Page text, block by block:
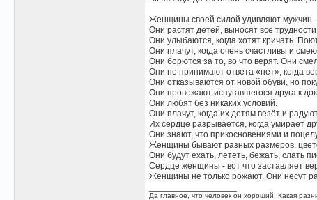
Женщины своей силой удивляют мужчин.
Они растят детей, выносят все
Они улыбаются, когда хотят кричать.
Они плачут, когда очень счастливы и
Они борются за то, во что верят. Они
Они не принимают ответа «нет», когда
Они отказываются от новой обуви, но
Они провожают испугавшегося друга к
Они любят без никаких условий.
Они плачут, когда их детям везёт и
Их сердце разрывается, когда умирает
Они знают, что прикосновениями и
Женщины бывают разных размеров,
Они будут ехать, лететь, бежать, слать
Сердце женщины - вот что заставляет
Женщины не только рожают. Они несут
Да главное, что человек он хороший! Какая